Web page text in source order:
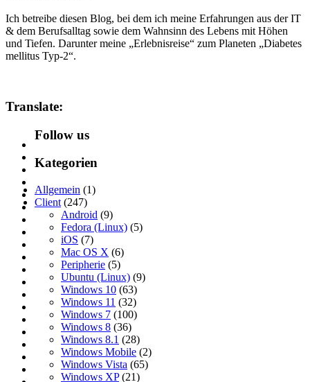
Ich betreibe diesen Blog, bei dem ich meine Erfahrungen aus der IT
& dem Berufsalltag sowie dem Wahnsinn des Lebens mit Höhen
und Tiefen. Darunter meine „Erlebnisreise“ zum Planeten „Diabetes
mellitus Typ-2“.
Translate:
Follow us
Kategorien
Allgemein (1)
Client (247)
Android (9)
Fedora (Linux) (5)
iOS (7)
Mac OS X (6)
Peripherie (5)
Ubuntu (Linux) (9)
Windows 10 (63)
Windows 11 (32)
Windows 7 (100)
Windows 8 (36)
Windows 8.1 (28)
Windows Mobile (2)
Windows Vista (65)
Windows XP(21)